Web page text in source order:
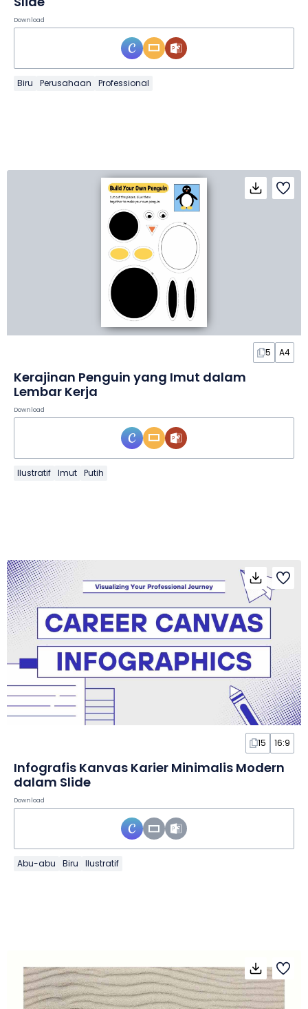
Download
Biru Perusahaan Professional
5 A4
Kerajinan Penguin yang Imut dalam
Lembar Kerja
Download
Ilustratif Imut Putih
15 16:9
Infografis Kanvas Karier Minimalis Modern
dalam Slide
Download
Abu-abu Biru Ilustratif